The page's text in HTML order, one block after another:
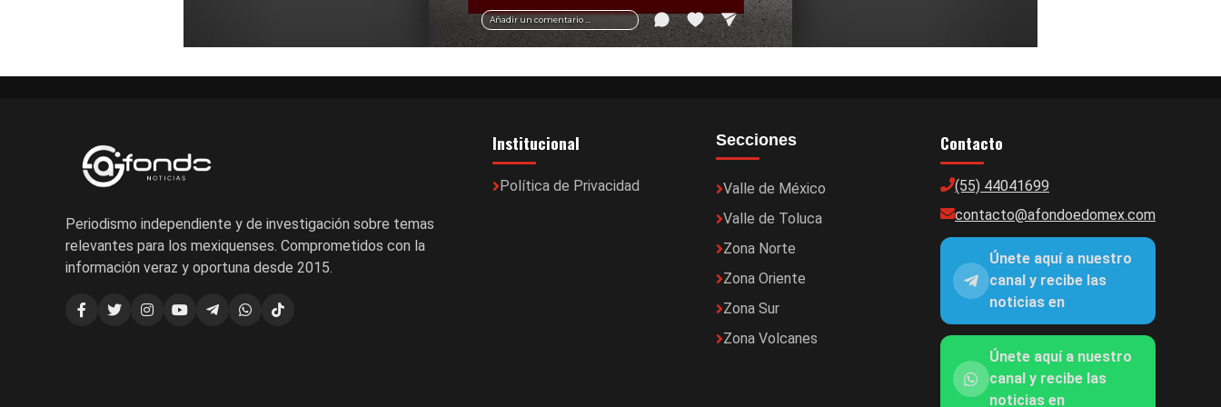
Añadir un comentario ...
Periodismo independiente y de investigación sobre temas
relevantes para los mexiquenses. Comprometidos con la
información veraz y oportuna desde 2015.
Institucional
Política de Privacidad
Secciones
Valle de México
Valle de Toluca
Zona Norte
Zona Oriente
Zona Sur
Zona Volcanes
Contacto
(55) 44041699
contacto@afondoedomex.com
Únete aquí a nuestro
canal y recibe las
noticias en
Únete aquí a nuestro
canal y recibe las
noticias en